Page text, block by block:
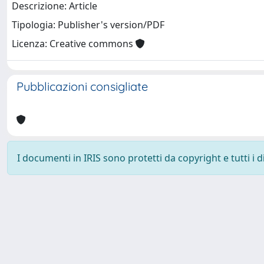
Descrizione: Article
Tipologia: Publisher's version/PDF
Licenza: Creative commons
Pubblicazioni consigliate
I documenti in IRIS sono protetti da copyright e tutti i